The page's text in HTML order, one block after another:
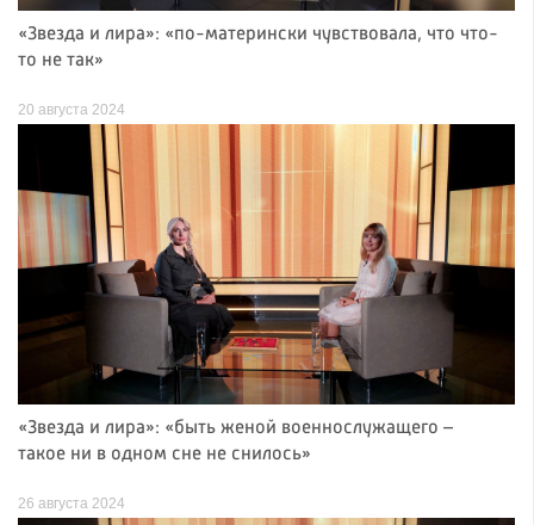
«Звезда и лира»: «по-матерински чувствовала, что что-
то не так»
20 августа 2024
«Звезда и лира»: «быть женой военнослужащего –
такое ни в одном сне не снилось»
26 августа 2024